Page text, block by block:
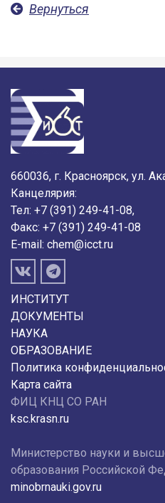
Вернуться
660036, г. Красноярск, ул.
Канцелярия:
Тел: +7 (391) 249-41-08,
Факс: +7 (391) 249-41-08
E-mail: chem@icct.ru
ИНСТИТУТ
ДОКУМЕНТЫ
НАУКА
ОБРАЗОВАНИЕ
Политика
Карта сайта
ФИЦ КНЦ СО РАН
ksc.krasn.ru
Министерство науки и
образования Российской
minobrnauki.gov.ru